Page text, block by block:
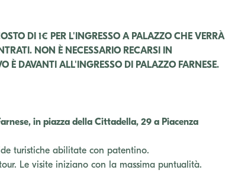
DI 1€ PER L'INGRESSO A PALAZZO CHE VERRÀ
NON È NECESSARIO RECARSI IN
È DAVANTI ALL'INGRESSO DI PALAZZO FARNESE.
in piazza della Cittadella, 29 a Piacenza
turistiche abilitate con patentino.
Le visite iniziano con la massima puntualità.